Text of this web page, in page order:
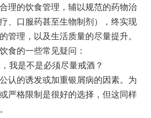
理的饮食管理，辅以规范的药物治
、口服药甚至生物制剂），终实现
管理，以及生活质量的尽量提升。
食的一些常见疑问：
我是不是必须尽量戒酒？
认的诱发或加重银屑病的因素。为
严格限制是很好的选择，但这同样